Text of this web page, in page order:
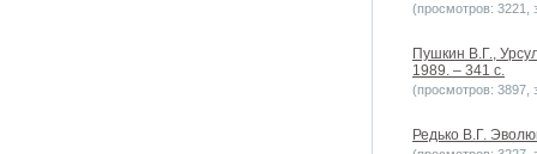
(просмотров: 3221,
Пушкин В.Г.,
1989. – 341 с.
(просмотров: 3897,
Редько В.Г.